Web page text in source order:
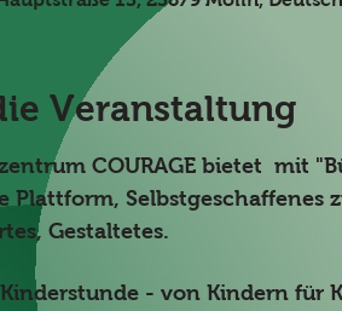
Veranstaltung
COURAGE bietet  mit
Plattform, Selbstgeschaffenes
Gestaltetes.
- von Kindern für